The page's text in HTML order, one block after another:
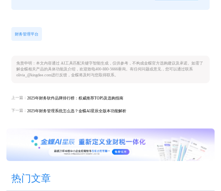
财务管理平台
免责申明：本文内容通过 AI工具匹配关键字智能生成，仅供参考，不构成金蝶官方选购建议及承诺。如需了
解金蝶相关产品的具体功能及介绍，欢迎致电400-880-5666垂询。有任何问题或意见，您可以通过联系
olivia_@kingdee.com进行反馈，金蝶将及时与您取得联系。
上一篇：2025年财务软件品牌排行榜：权威推荐TOP5及选购指南
下一篇：2025年财务管理系统怎么选？金蝶AI星辰全版本功能解析
热门文章